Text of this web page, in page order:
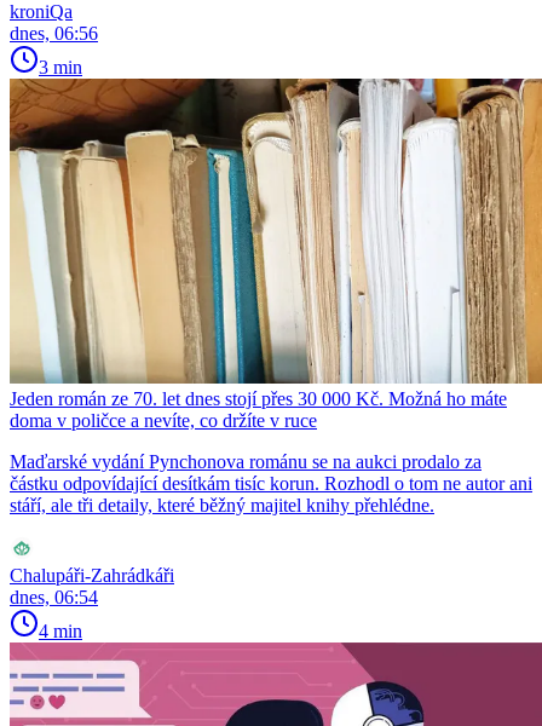
kroniQa
dnes, 06:56
3 min
Jeden román ze 70. let dnes stojí přes 30 000 Kč. Možná ho máte
doma v poličce a nevíte, co držíte v ruce
Maďarské vydání Pynchonova románu se na aukci prodalo za
částku odpovídající desítkám tisíc korun. Rozhodl o tom ne autor ani
stáří, ale tři detaily, které běžný majitel knihy přehlédne.
Chalupáři-Zahrádkáři
dnes, 06:54
4 min